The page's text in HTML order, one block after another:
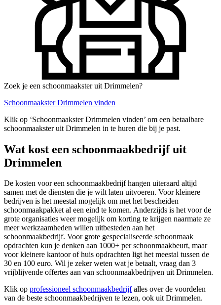
Zoek je een schoonmaakster uit Drimmelen?
Schoonmaakster Drimmelen vinden
Klik op ‘Schoonmaakster Drimmelen vinden’ om een betaalbare
schoonmaakster uit Drimmelen in te huren die bij je past.
Wat kost een schoonmaakbedrijf uit
Drimmelen
De kosten voor een schoonmaakbedrijf hangen uiteraard altijd
samen met de diensten die je wilt laten uitvoeren. Voor kleinere
bedrijven is het meestal mogelijk om met het bescheiden
schoonmaakpakket al een eind te komen. Anderzijds is het voor de
grote organisaties weer mogelijk om korting te krijgen naarmate ze
meer werkzaamheden willen uitbesteden aan het
schoonmaakbedrijf. Voor grote gespecialiseerde schoonmaak
opdrachten kun je denken aan 1000+ per schoonmaakbeurt, maar
voor kleinere kantoor of huis opdrachten ligt het meestal tussen de
30 en 100 euro. Wil je zeker weten wat je betaalt, vraag dan 3
vrijblijvende offertes aan van schoonmaakbedrijven uit Drimmelen.
Klik op professioneel schoonmaakbedrijfalles over de voordelen
van de beste schoonmaakbedrijven te lezen, ook uit Drimmelen.